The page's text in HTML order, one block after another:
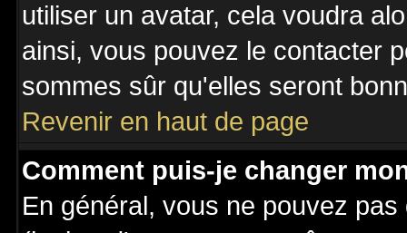
utiliser un avatar, cela voudra
ainsi, vous pouvez le contacter
sommes sûr qu'elles seront
Revenir en haut de page
Comment puis-je changer
En général, vous ne pouvez